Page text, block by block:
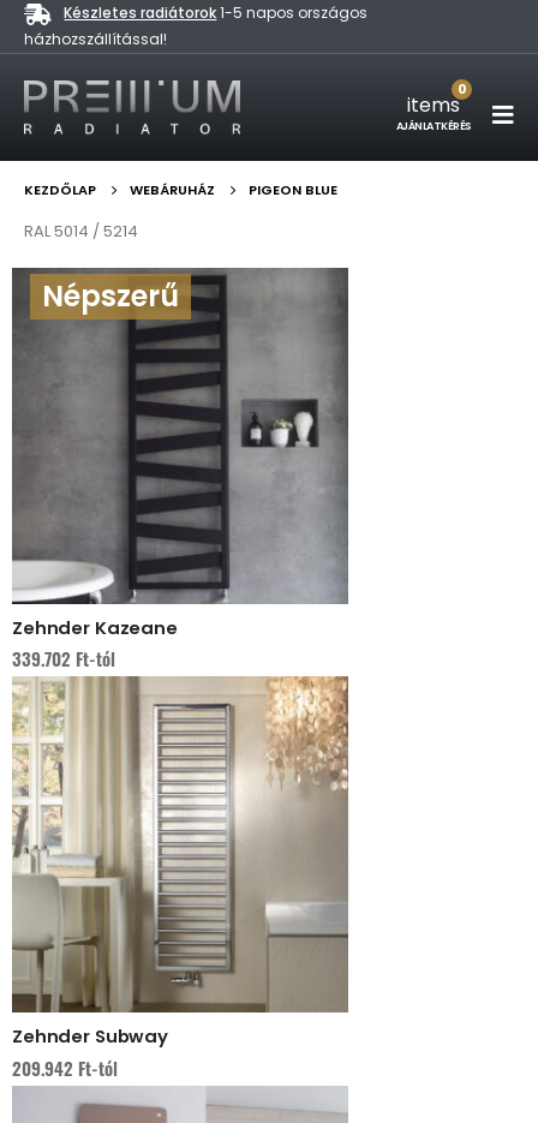
Készletes radiátorok1-5 napos országos
házhozszállítással!
0
items
AJÁNLATKÉRÉS
KEZDŐLAP WEBÁRUHÁZ PIGEON BLUE
RAL 5014 / 5214
Népszerű
Zehnder Kazeane
339.702 Ft-tól
Zehnder Subway
209.942 Ft-tól